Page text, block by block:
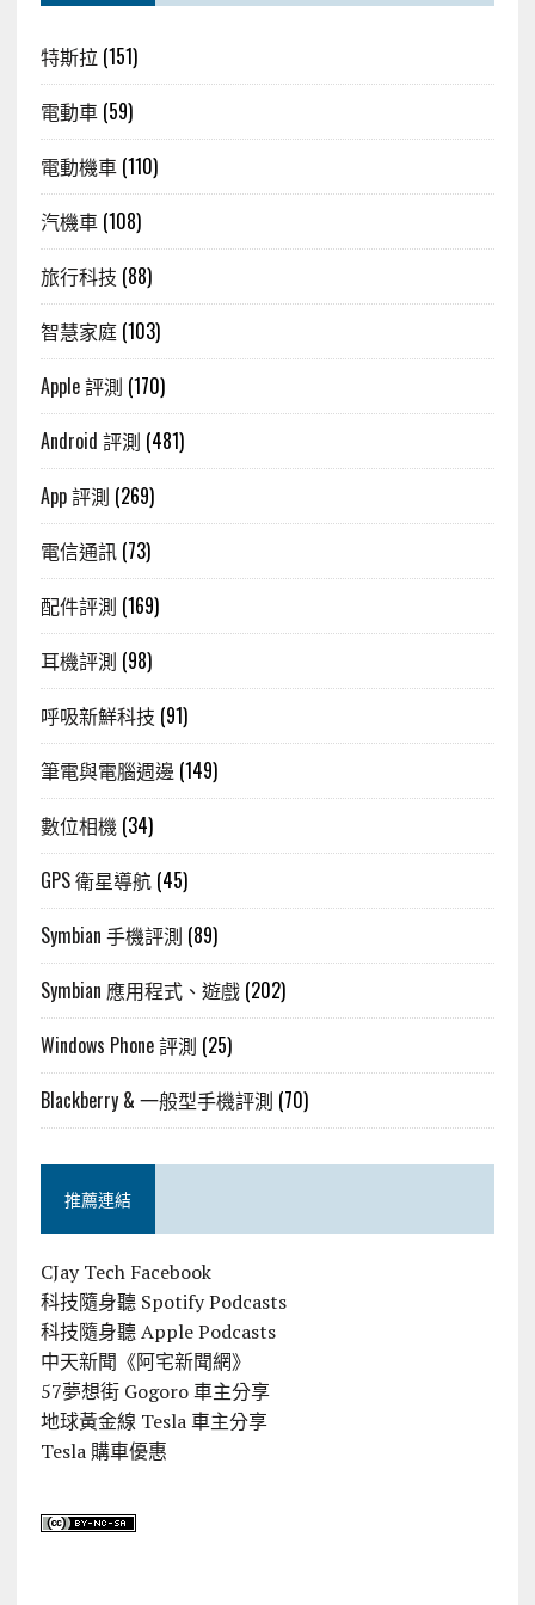
特斯拉 (151)
電動車(59)
電動機車(110)
汽機車(108)
旅行科技 (88)
智慧家庭(103)
Apple 評測 (170)
Android 評測 (481)
App 評測 (269)
電信通訊(73)
配件評測 (169)
耳機評測 (98)
呼吸新鮮科技 (91)
筆電與電腦週邊 (149)
數位相機 (34)
GPS 衛星導航(45)
Symbian 手機評測 (89)
Symbian 應用程式、遊戲(202)
Windows Phone 評測 (25)
Blackberry & 一般型手機評測 (70)
推薦連結
CJay Tech Facebook
科技隨身聽 Spotify Podcasts
科技隨身聽 Apple Podcasts
中天新聞《阿宅新聞網》
57夢想街 Gogoro 車主分享
地球黃金線 Tesla 車主分享
Tesla 購車優惠